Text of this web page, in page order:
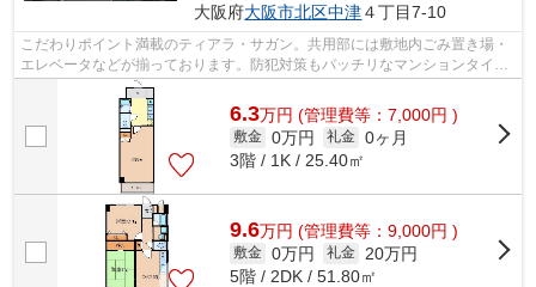
大阪府大阪市北区中津４丁目7-10
こだわりポイント満載のティアラ・サガン。共用部には敷地内ごみ置き場・
エレベータなどが揃っております。防犯対策もバッチリなマンションタイプ
の物件です。眺望良好な物件で魅力的...
6.3万円 (管理費等：7,000円 )
敷金 0万円 礼金 0ヶ月
3階 / 1K / 25.40㎡
9.6万円 (管理費等：9,000円 )
敷金 0万円 礼金
20万円
5階 / 2DK / 51.80㎡